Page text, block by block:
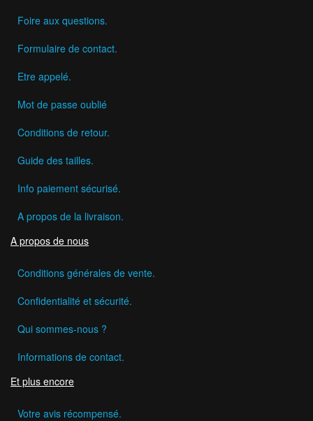
Foire aux questions.
Formulaire de contact.
Etre appelé.
Mot de passe oublié
Conditions de retour.
Guide des tailles.
Info paiement sécurisé.
A propos de la livraison.
A propos de nous
Conditions générales de vente.
Confidentialité et sécurité.
Qui sommes-nous ?
Informations de contact.
Et plus encore
Votre avis récompensé.